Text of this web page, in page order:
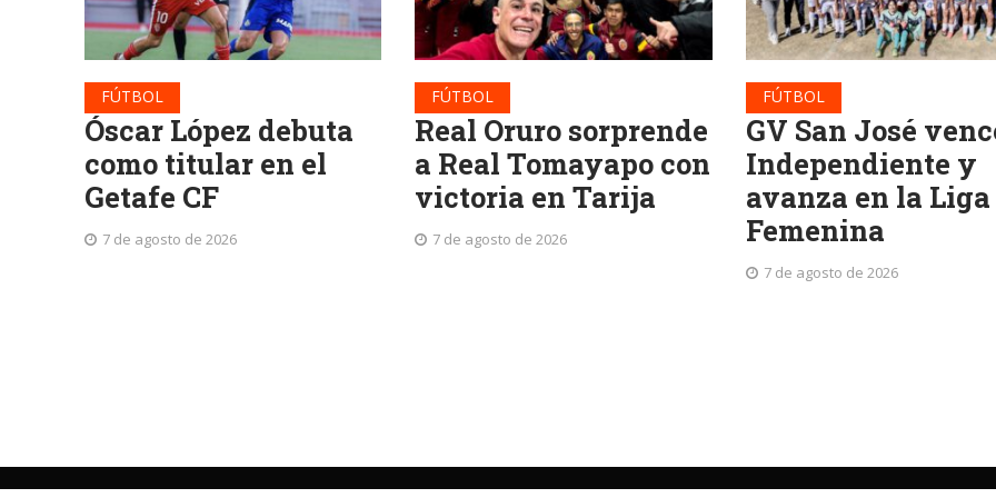
FÚTBOL
Óscar López debuta
como titular en el
Getafe CF
7 de agosto de 2026
FÚTBOL
Real Oruro sorprende
a Real Tomayapo con
victoria en Tarija
7 de agosto de 2026
FÚTBOL
GV San José
Independiente y
avanza en la Liga
Femenina
7 de agosto de 2026